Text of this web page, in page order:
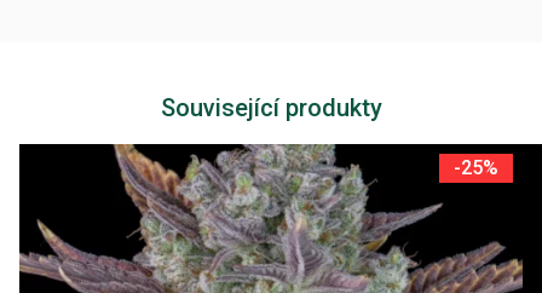
Související produkty
-25%